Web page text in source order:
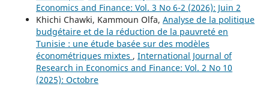
Economics and Finance: Vol. 3 No 6-2 (2026): Juin 2
Khichi Chawki, Kammoun Olfa, Analyse de la politique
budgétaire et de la réduction de la pauvreté en
Tunisie : une étude basée sur des modèles
économétriques mixtes , International Journal of
Research in Economics and Finance: Vol. 2 No 10
(2025): Octobre